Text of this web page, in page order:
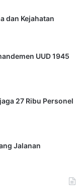
dan Kejahatan
UUD 1945
27 Ribu Personel
Jalanan